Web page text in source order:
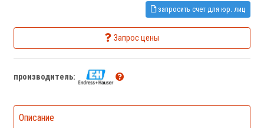
запросить счет для юр. лиц
Запрос цены
производитель:
Описание